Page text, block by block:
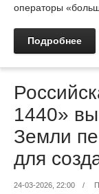
операторы
Подробнее
1440»
Земли
для
24-03-2026, 22:00 /